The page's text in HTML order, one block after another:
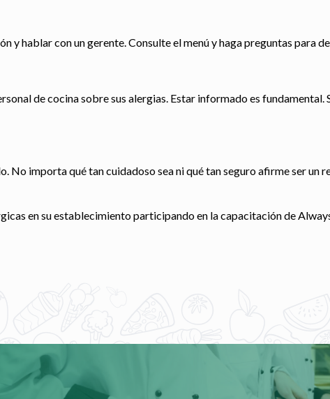
y hablar con un gerente. Consulte el menú y haga preguntas para
de cocina sobre sus alergias. Estar informado es
No importa qué tan cuidadoso sea ni qué tan seguro afirme ser un
en su establecimiento participando en la capacitación de